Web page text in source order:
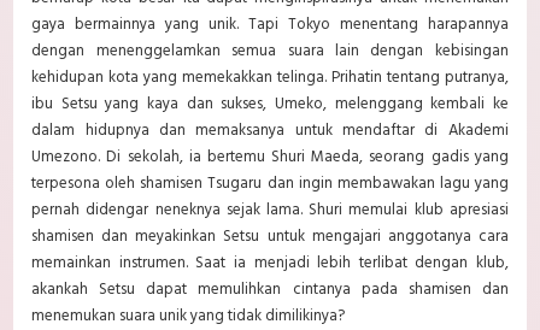
gaya bermainnya yang unik. Tapi Tokyo menentang harapannya
dengan menenggelamkan semua suara lain dengan kebisingan
kehidupan kota yang memekakkan telinga. Prihatin tentang putranya,
ibu Setsu yang kaya dan sukses, Umeko, melenggang kembali ke
dalam hidupnya dan memaksanya untuk mendaftar di Akademi
Umezono. Di sekolah, ia bertemu Shuri Maeda, seorang gadis yang
terpesona oleh shamisen Tsugaru dan ingin membawakan lagu yang
pernah didengar neneknya sejak lama. Shuri memulai klub apresiasi
shamisen dan meyakinkan Setsu untuk mengajari anggotanya cara
memainkan instrumen. Saat ia menjadi lebih terlibat dengan klub,
akankah Setsu dapat memulihkan cintanya pada shamisen dan
menemukan suara unik yang tidak dimilikinya?